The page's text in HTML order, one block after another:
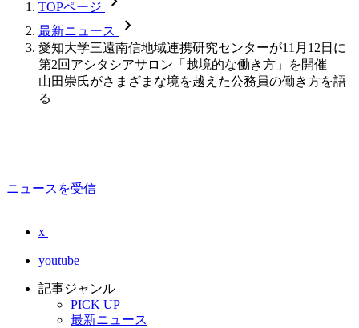
TOPページ
最新ニュース chevron_forward
愛知大学三遠南信地域連携研究センターが11月12日に
第2回アシタシアサロン「越境的な働き方」を開催 —
山田崇氏がさまざまな境を越えた公務員の働き方を語
る
ニュースを受信
x
youtube
記事ジャンル
PICK UP
最新ニュース